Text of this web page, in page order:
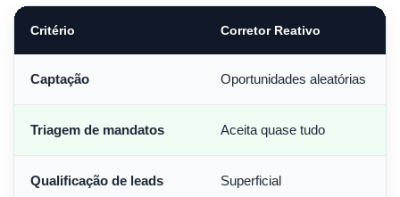
Critério Corretor Reativo
Captação Oportunidades aleatórias
Triagem de mandatos Aceita quase tudo
Qualificação de leads Superficial